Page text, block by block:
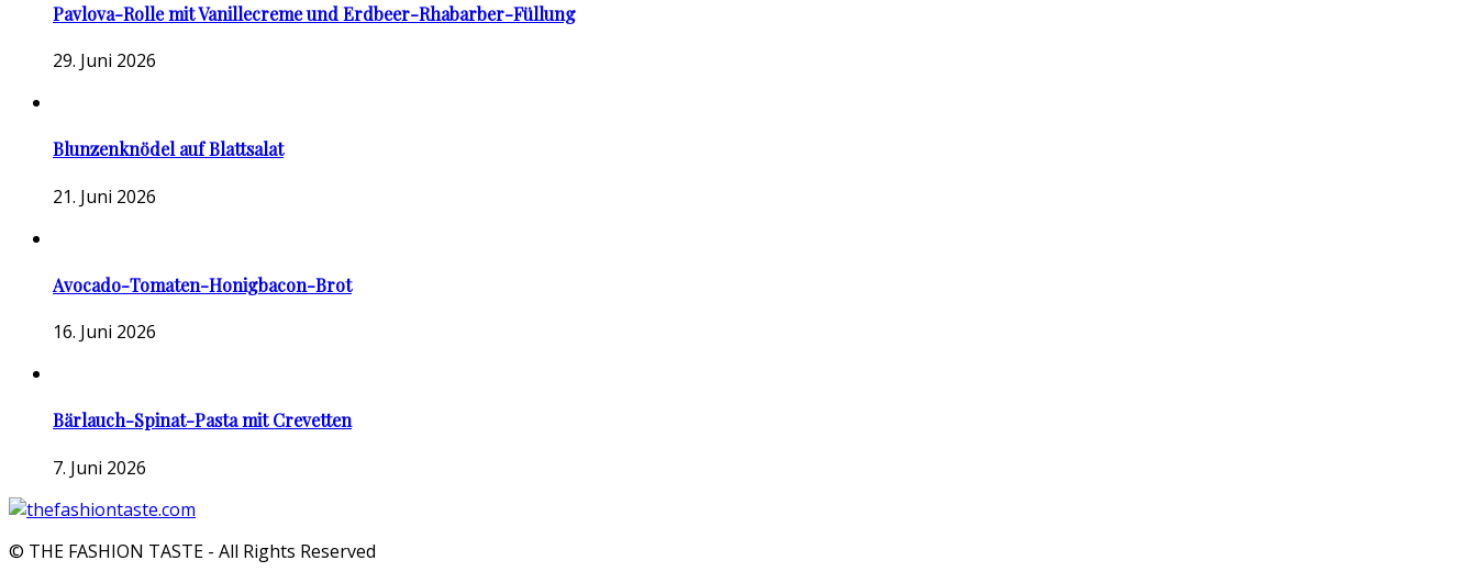
Pavlova-Rolle mit Vanillecreme und Erdbeer-Rhabarber-Füllung
29. Juni 2026
Blunzenknödel auf Blattsalat
21. Juni 2026
Avocado-Tomaten-Honigbacon-Brot
16. Juni 2026
Bärlauch-Spinat-Pasta mit Crevetten
7. Juni 2026
© THE FASHION TASTE - All Rights Reserved